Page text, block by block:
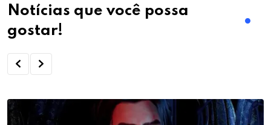
Notícias que você possa
gostar!